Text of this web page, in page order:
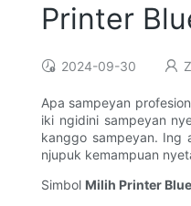
Printer
2024-09-30
Apa sampeyan
iki ngidini sampeyan
kanggo sampeyan. Ing
njupuk kemampuan
Simbol Milih Printer